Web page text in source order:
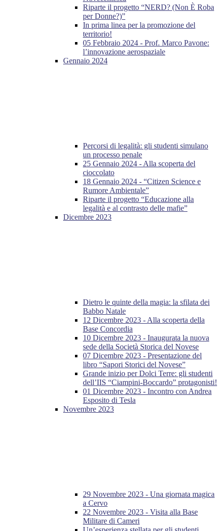
Riparte il progetto “NERD? (Non È Roba
per Donne?)”
In prima linea per la promozione del
territorio!
05 Febbraio 2024 - Prof. Marco Pavone:
l’innovazione aerospaziale
Gennaio 2024
Percorsi di legalità: gli studenti simulano
un processo penale
25 Gennaio 2024 - Alla scoperta del
cioccolato
18 Gennaio 2024 - “Citizen Science e
Rumore Ambientale”
Riparte il progetto “Educazione alla
legalità e al contrasto delle mafie”
Dicembre 2023
Dietro le quinte della magia: la sfilata dei
Babbo Natale
12 Dicembre 2023 - Alla scoperta della
Base Concordia
10 Dicembre 2023 - Inaugurata la nuova
sede della Società Storica del Novese
07 Dicembre 2023 - Presentazione del
libro “Sapori Storici del Novese”
Grande inizio per Dolci Terre: gli studenti
dell’IIS “Ciampini-Boccardo” protagonisti!
01 Dicembre 2023 - Incontro con Andrea
Esposito di Tesla
Novembre 2023
29 Novembre 2023 - Una giornata magica
a Cervo
22 Novembre 2023 - Visita alla Base
Militare di Cameri